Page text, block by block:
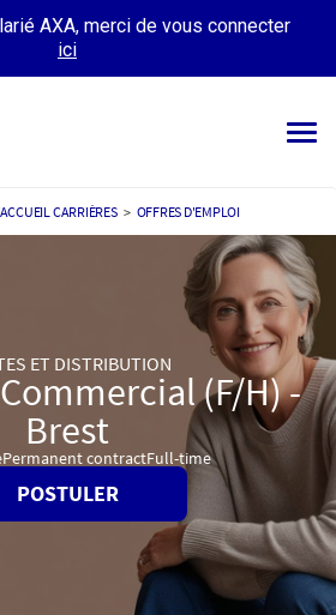
AXA, merci de vous connecter
ici
MON PROFIL
CARRIÈRES > OFFRES D'EMPLOI
ET DISTRIBUTION
(F/H) -
Brest
Permanent contractFull-time
POSTULER